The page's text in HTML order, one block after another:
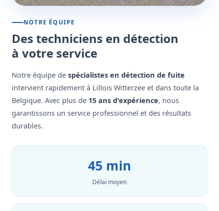
NOTRE ÉQUIPE
Des techniciens en détection
à votre service
Notre équipe de spécialistes en détection de fuite
intervient rapidement à Lillois Witterzee et dans toute la
Belgique. Avec plus de 15 ans d'expérience, nous
garantissons un service professionnel et des résultats
durables.
45 min
Délai moyen